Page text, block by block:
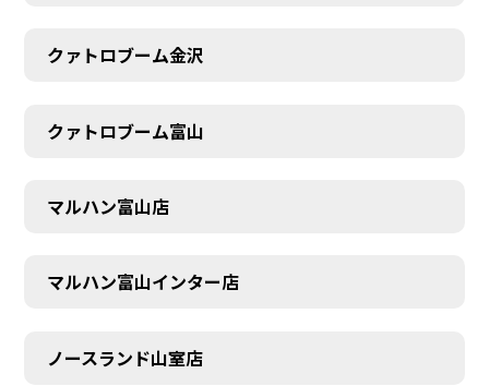
クァトロブーム金沢
クァトロブーム富山
マルハン富山店
マルハン富山インター店
ノースランド山室店